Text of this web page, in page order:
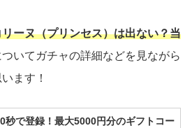
ーヌ（プリンセス）は出ない？当
ついてガチャの詳細などを見ながら
ます！
秒で登録！最大5000円分のギフトコー